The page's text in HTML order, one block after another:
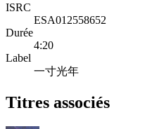
ISRC
ESA012558652
Durée
4:20
Label
一寸光年
Titres associés